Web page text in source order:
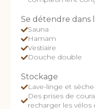
Se détendre dans
Sauna
Hamam
Vestiaire
Douche double
Stockage
Lave-linge et
Des prises de
recharger les vélos